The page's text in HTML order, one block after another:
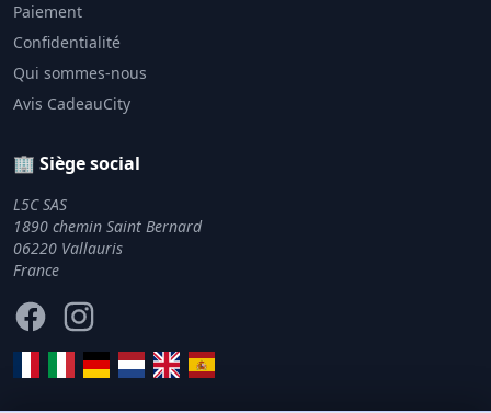
Paiement
Confidentialité
Qui sommes-nous
Avis CadeauCity
🏢 Siège social
L5C SAS
1890 chemin Saint Bernard
06220 Vallauris
France
FacebookInstagram